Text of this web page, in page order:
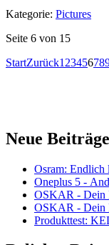
Kategorie: Pictures
Seite 6 von 15
StartZurück1 2345678
Neue Beiträge
Osram: Endlich
Oneplus 5 -
OSKAR - Dein
OSKAR - Dein
Produkttest: